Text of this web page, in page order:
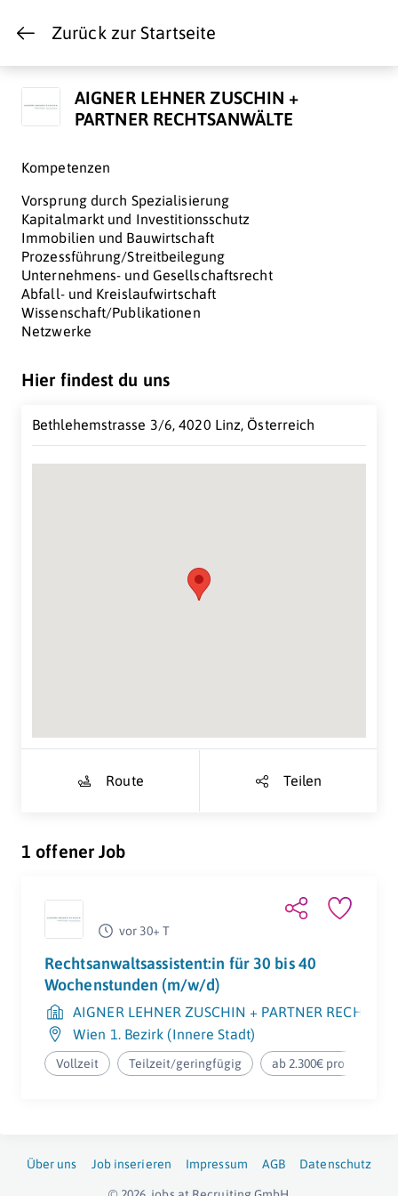
Zurück zur Startseite
AIGNER LEHNER ZUSCHIN +
PARTNER RECHTSANWÄLTE
Kompetenzen
Vorsprung durch Spezialisierung
Kapitalmarkt und Investitionsschutz
Immobilien und Bauwirtschaft
Prozessführung/Streitbeilegung
Unternehmens- und Gesellschaftsrecht
Abfall- und Kreislaufwirtschaft
Wissenschaft/Publikationen
Netzwerke
Hier findest du uns
Bethlehemstrasse 3/6, 4020 Linz, Österreich
Route Teilen
1 offener Job
vor 30+ T
Rechtsanwaltsassistent:in für 30 bis 40
Wochenstunden (m/w/d)
AIGNER LEHNER ZUSCHIN + PARTNER
Wien 1. Bezirk (Innere Stadt)
Vollzeit Teilzeit/geringfügig ab 2.300€ pro Monat
Über uns Job inserieren Impressum AGB Datenschutz